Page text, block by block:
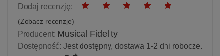
Dodaj recenzję:
(Zobacz recenzje)
Producent: Musical Fidelity
Dostępność: Jest dostępny, dostawa 1-2 dni robocze.